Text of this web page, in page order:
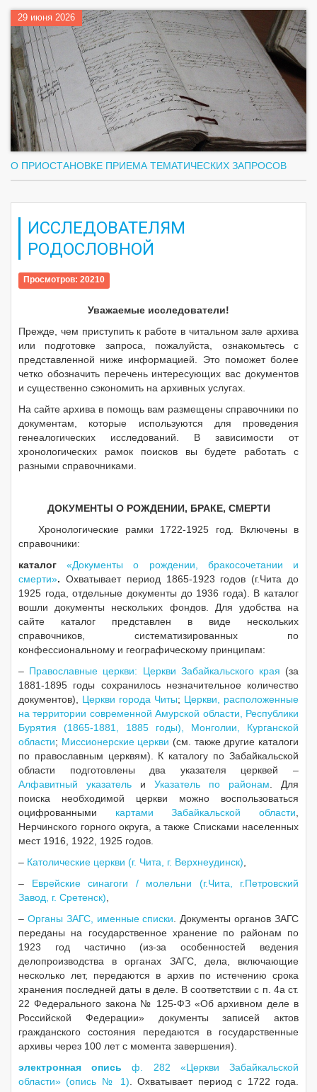
29 июня 2026
О ПРИОСТАНОВКЕ ПРИЕМА ТЕМАТИЧЕСКИХ ЗАПРОСОВ
ИССЛЕДОВАТЕЛЯМ
РОДОСЛОВНОЙ
Просмотров: 20210
Уважаемые исследователи!
Прежде, чем приступить к работе в читальном зале архива
или подготовке запроса, пожалуйста, ознакомьтесь с
представленной ниже информацией. Это поможет более
четко обозначить перечень интересующих вас документов
и существенно сэкономить на архивных услугах.
На сайте архива в помощь вам размещены справочники по
документам, которые используются для проведения
генеалогических исследований. В зависимости от
хронологических рамок поисков вы будете работать с
разными справочниками.
ДОКУМЕНТЫ О РОЖДЕНИИ, БРАКЕ, СМЕРТИ
Хронологические рамки 1722-1925 год. Включены в
справочники:
каталог
«Документы о рождении, бракосочетании и
смерти». Охватывает период 1865-1923 годов (г.Чита до
1925 года, отдельные документы до 1936 года). В каталог
вошли документы нескольких фондов. Для удобства на
сайте каталог представлен в виде нескольких
справочников, систематизированных по
конфессиональному и географическому принципам:
– Православные церкви: Церкви Забайкальского края (за
1881-1895 годы сохранилось незначительное количество
документов), Церкви города Читы; Церкви, расположенные
на территории современной Амурской области, Республики
Бурятия (1865-1881, 1885 годы), Монголии, Курганской
области; Миссионерские церкви (см. также другие каталоги
по православным церквям). К каталогу по Забайкальской
области подготовлены два указателя церквей –
Алфавитный указатель и Указатель по районам . Для
поиска необходимой церкви можно воспользоваться
оцифрованными картами Забайкальской области
Нерчинского горного округа, а также Списками населенных
мест 1916, 1922, 1925 годов.
– Католические церкви (г. Чита, г. Верхнеудинск)
– Еврейские синагоги / молельни (г.Чита, г.Петровский
Завод, г. Сретенск)
– Органы ЗАГС, именные списки . Документы органов ЗАГС
переданы на государственное хранение по районам по
1923 год частично (из-за особенностей ведения
делопроизводства в органах ЗАГС, дела, включающие
несколько лет, передаются в архив по истечению срока
хранения последней даты в деле. В соответствии с п. 4а ст.
22 Федерального закона № 125-ФЗ «Об архивном деле в
Российской Федерации» документы записей актов
гражданского состояния передаются в государственные
архивы через 100 лет с момента завершения).
электронная опись ф. 282 «Церкви Забайкальской
области» (опись № 1) . Охватывает период с 1722 года.